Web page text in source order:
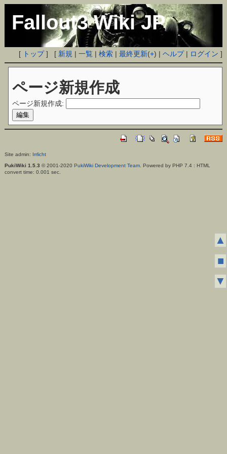
Fallout3 Wiki JP
[ トップ] [ 新規 |一覧 |検索 |最終更新(+) |ヘルプ| ログイン ]
ページ新規作成
ページ新規作成:
Site admin: Irrlicht
PukiWiki 1.5.3 © 2001-2020 PukiWiki Development Team. Powered by PHP 7.4 : HTML
convert time: 0.001 sec.
▲
■
▼